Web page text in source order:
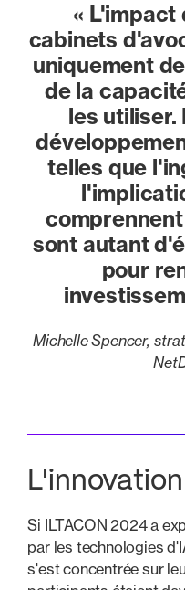
« L'impact
cabinets
uniquement
de la
les utiliser.
telles que
sont autant
pour
Michelle Spencer,
Si ILTACON 2024 a
par les technologies
s'est concentrée sur